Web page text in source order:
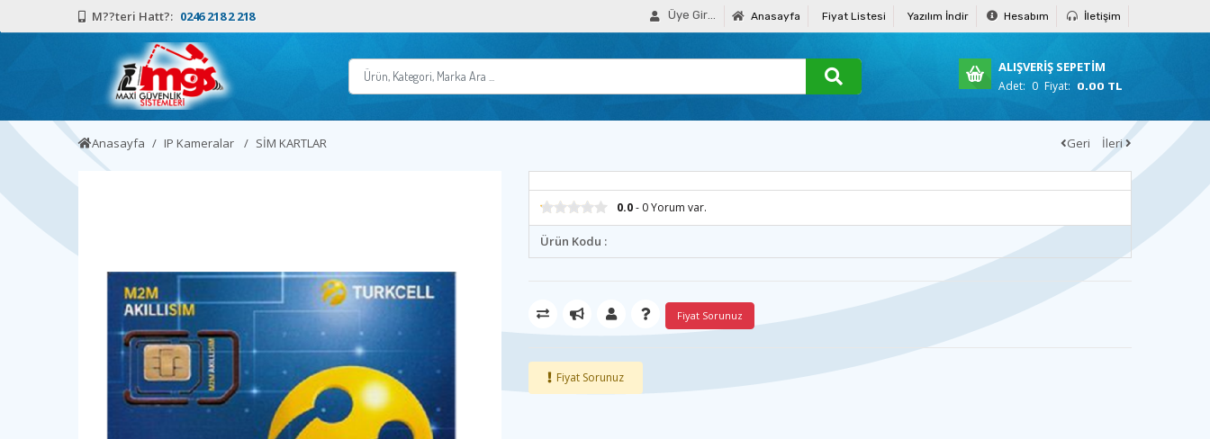
M??teri Hatt?: 0246 218 2 218 Üye Girişi Anasayfa Fiyat Listesi Yazılım İndir Hesabım İletişim
ALIŞVERİŞ SEPETİM
Adet: 0 Fiyat: 0.00 TL
Anasayfa IP Kameralar SİM KARTLAR Geri İleri
0.0- 0 Yorum var.
Ürün Kodu :
Fiyat Sorunuz
Fiyat Sorunuz